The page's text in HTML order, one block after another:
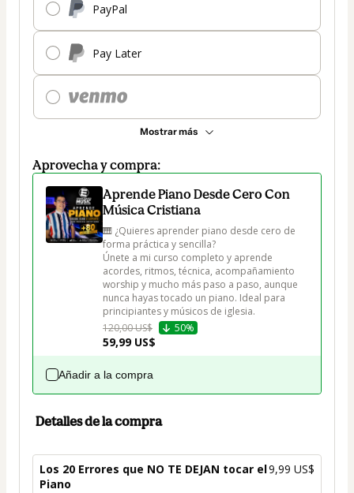
PayPal
Pay Later
Mostrar más
Aprovecha y compra:
Aprende Piano Desde Cero Con
Música Cristiana
🎹 ¿Quieres aprender piano desde cero de
forma práctica y sencilla?
Únete a mi curso completo y aprende
acordes, ritmos, técnica, acompañamiento
worship y mucho más paso a paso, aunque
nunca hayas tocado un piano. Ideal para
principiantes y músicos de iglesia.
120,00 US$
50%
59,99 US$
Añadir a la compra
Detalles de la compra
Los 20 Errores que NO TE DEJAN tocar el
Piano
9,99 US$